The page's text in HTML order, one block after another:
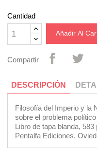
Cantidad
Añadir Al
Compartir
DESCRIPCIÓN
Filosofía del Imperio y la
sobre el problema
Libro de tapa blanda, 583
Pentalfa Ediciones,